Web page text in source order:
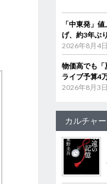
「中東発」
げ、約3年ぶ
2026年8月4日
物価高でも
ライブ予算4
2026年8月3日
カルチャー